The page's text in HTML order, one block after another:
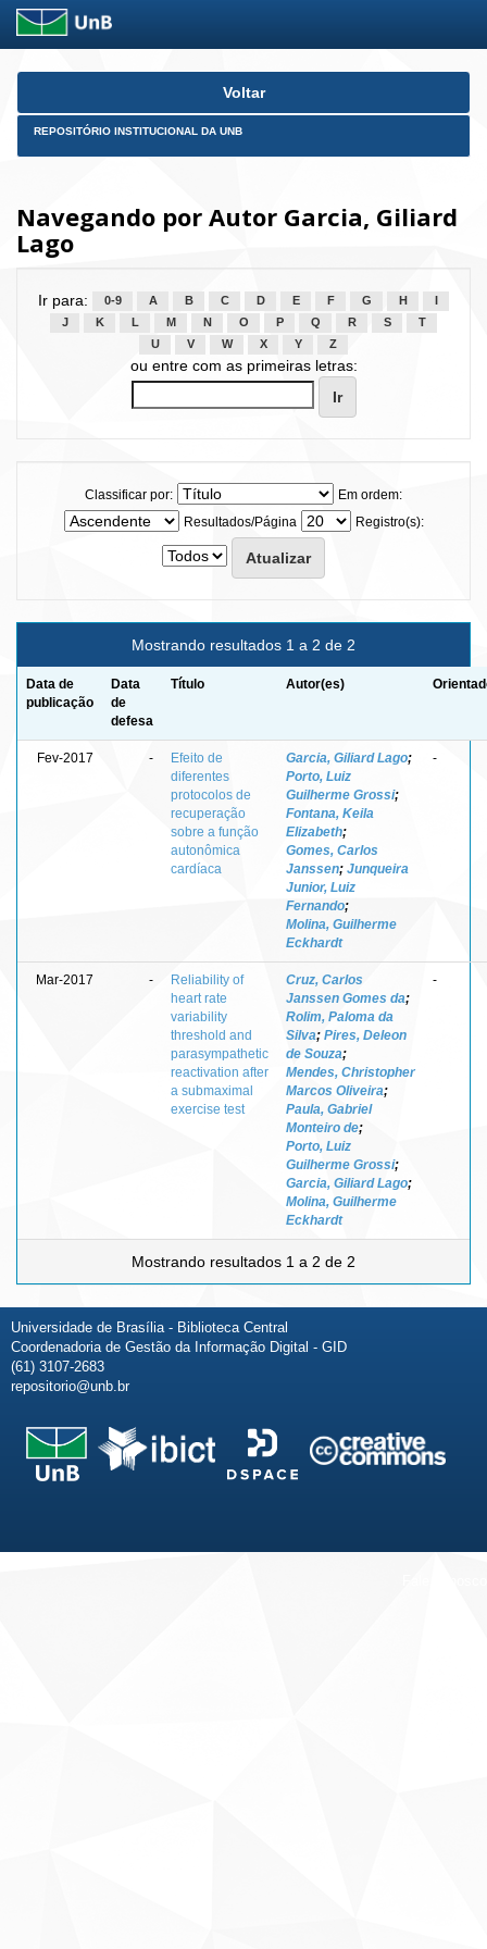
Skip
Voltar
REPOSITÓRIO INSTITUCIONAL DA UNB
Navegando por Autor Garcia, Giliard
Lago
Ir para: 0-9 A B C D E F G H
J
K L M N O P Q R S
T
U
V W X Y Z
ou entre com as primeiras letras:
Classificar por:
Em ordem:
Resultados/Página
Registro(s):
Mostrando resultados 1 a 2 de 2
Data de
publicação
Data
de
defesa
Título Autor(es)
Fev-2017 -
Efeito de
diferentes
protocolos de
recuperação
sobre a função
autonômica
cardíaca
Garcia, Giliard Lago;
Porto, Luiz
Guilherme Grossi;
Fontana, Keila
Elizabeth;
Gomes, Carlos
Janssen; Junqueira
Junior, Luiz
Fernando;
Molina, Guilherme
Eckhardt
-
Mar-2017 -
Reliability of
heart rate
variability
threshold and
parasympathetic
reactivation after
a submaximal
exercise test
Cruz, Carlos
Janssen Gomes da;
Rolim, Paloma da
Silva; Pires, Deleon
de Souza;
Mendes, Christopher
Marcos Oliveira;
Paula, Gabriel
Monteiro de;
Porto, Luiz
Guilherme Grossi;
Garcia, Giliard Lago;
Molina, Guilherme
Eckhardt
-
Mostrando resultados 1 a 2 de 2
Universidade de Brasília - Biblioteca Central
Coordenadoria de Gestão da Informação Digital - GID
(61) 3107-2683
repositorio@unb.br